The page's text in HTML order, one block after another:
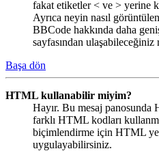
fakat etiketler < ve > yerine
Ayrıca neyin nasıl
BBCode hakkında daha
sayfasından ulaşabileceğiniz
Başa dön
HTML kullanabilir miyim?
Hayır. Bu mesaj panosunda
farklı HTML kodları
biçimlendirme için HTML
uygulayabilirsiniz.